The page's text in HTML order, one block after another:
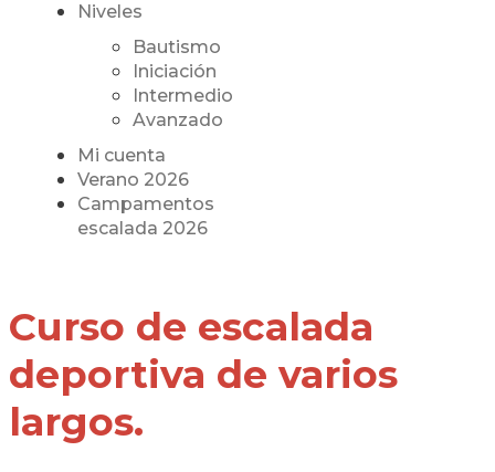
Niveles
Bautismo
Iniciación
Intermedio
Avanzado
Mi cuenta
Verano 2026
Campamentos
escalada 2026
Curso de escalada
deportiva de varios
largos.